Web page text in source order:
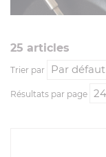
25 articles
Trier par
Résultats par page